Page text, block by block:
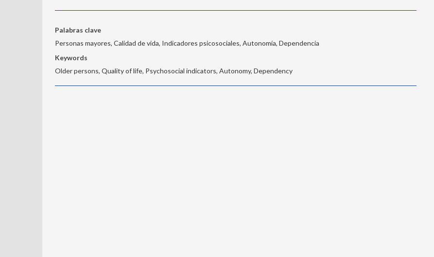
Palabras clave
Personas mayores, Calidad de vida, Indicadores psicosociales, Autonomía, Dependencia
Keywords
Older persons, Quality of life, Psychosocial indicators, Autonomy, Dependency